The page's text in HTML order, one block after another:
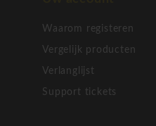
Waarom registeren
Vergelijk producten
Verlanglijst
Support tickets